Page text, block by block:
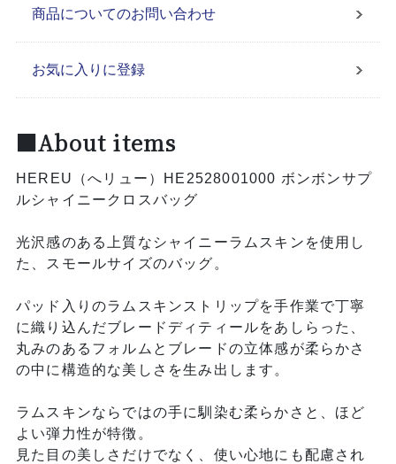
商品についてのお問い合わせ
お気に入りに登録
■About items
HEREU（へリュー）HE2528001000 ボンボンサプ
ルシャイニークロスバッグ
光沢感のある上質なシャイニーラムスキンを使用し
た、スモールサイズのバッグ。
パッド入りのラムスキンストリップを手作業で丁寧
に織り込んだブレードディティールをあしらった、
丸みのあるフォルムとブレードの立体感が柔らかさ
の中に構造的な美しさを生み出します。
ラムスキンならではの手に馴染む柔らかさと、ほど
よい弾力性が特徴。
見た目の美しさだけでなく、使い心地にも配慮され